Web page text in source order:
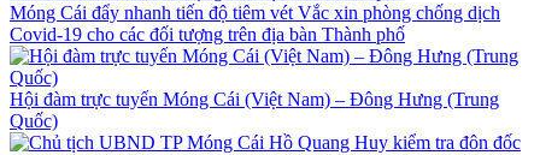
Móng Cái đẩy nhanh tiến độ tiêm vét Vắc xin phòng chống dịch
Covid-19 cho các đối tượng trên địa bàn Thành phố
Hội đàm trực tuyến Móng Cái (Việt Nam) – Đông Hưng (Trung
Quốc)